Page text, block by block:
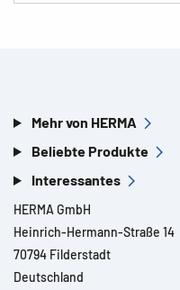
Mehr von HERMA
Beliebte Produkte
Interessantes
HERMA GmbH
Heinrich-Hermann-Straße 14
70794 Filderstadt
Deutschland